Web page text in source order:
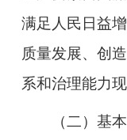
满足人民日益
质量发展、创
系和治理能力
（二）基